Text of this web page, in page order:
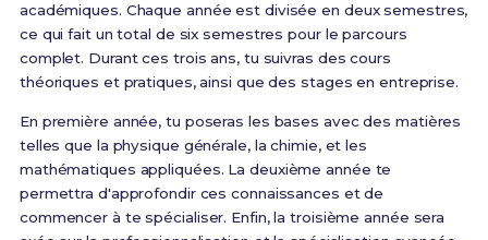
académiques. Chaque année est divisée en deux semestres,
ce qui fait un total de six semestres pour le parcours
complet. Durant ces trois ans, tu suivras des cours
théoriques et pratiques, ainsi que des stages en entreprise.
En première année, tu poseras les bases avec des matières
telles que la physique générale, la chimie, et les
mathématiques appliquées. La deuxième année te
permettra d'approfondir ces connaissances et de
commencer à te spécialiser. Enfin, la troisième année sera